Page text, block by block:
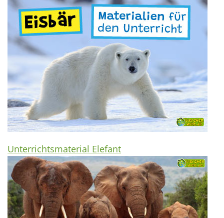
Unterrichtsmaterial Elefant